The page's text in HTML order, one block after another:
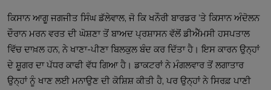
ਕਿਸਾਨ ਆਗੂ ਜਗਜੀਤ ਸਿੰਘ ਡੱਲੇਵਾਲ, ਜੋ ਕਿ ਖਨੌਰੀ ਬਾਰਡਰ ’ਤੇ ਕਿਸਾਨ ਅੰਦੋਲਨ
ਦੌਰਾਨ ਮਰਨ ਵਰਤ ਦੀ ਘੋਸ਼ਣਾ ਤੋਂ ਬਾਅਦ ਪ੍ਰਸ਼ਾਸਨ ਵੱਲੋਂ ਡੀਐੱਮਸੀ ਹਸਪਤਾਲ
ਵਿੱਚ ਦਾਖ਼ਲ ਹਨ, ਨੇ ਖਾਣਾ-ਪੀਣਾ ਬਿਲਕੁਲ ਬੰਦ ਕਰ ਦਿੱਤਾ ਹੈ। ਇਸ ਕਾਰਨ ਉਨ੍ਹਾਂ
ਦੇ ਸ਼ੂਗਰ ਦਾ ਪੱਧਰ ਕਾਫੀ ਵੱਧ ਗਿਆ ਹੈ। ਡਾਕਟਰਾਂ ਨੇ ਮੰਗਲਵਾਰ ਤੋਂ ਲਗਾਤਾਰ
ਉਨ੍ਹਾਂ ਨੂੰ ਖਾਣ ਲਈ ਮਨਾਉਣ ਦੀ ਕੋਸ਼ਿਸ਼ ਕੀਤੀ ਹੈ, ਪਰ ਉਨ੍ਹਾਂ ਨੇ ਸਿਰਫ਼ ਪਾਣੀ